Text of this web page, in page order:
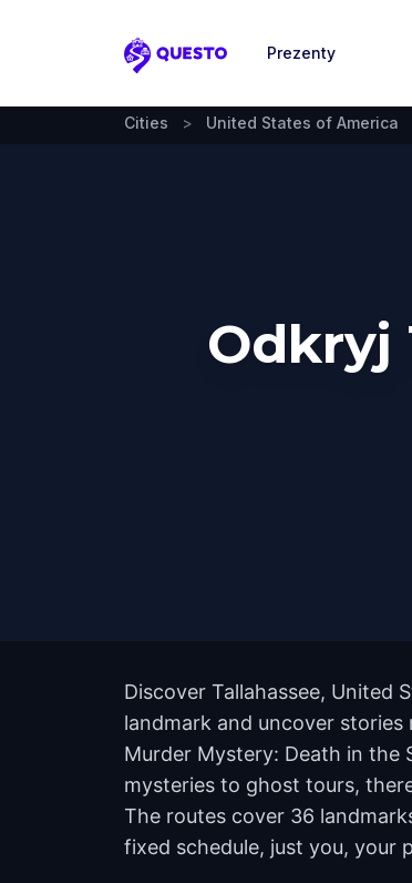
Questo
Prezenty
Cities > United States of America
Odkryj
Discover Tallahassee,
landmark and uncover
Murder Mystery: Death in the
mysteries to ghost tours,
The routes cover 36
fixed schedule, just you, your